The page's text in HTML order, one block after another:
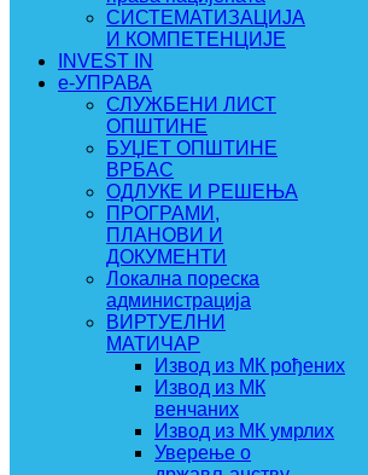
СИСТЕМАТИЗАЦИЈА
И КОМПЕТЕНЦИЈЕ
INVEST IN
e-УПРАВА
СЛУЖБЕНИ ЛИСТ
ОПШТИНЕ
БУЏЕТ ОПШТИНЕ
ВРБАС
ОДЛУКЕ И РЕШЕЊА
ПРОГРАМИ,
ПЛАНОВИ И
ДОКУМЕНТИ
Локална пореска
администрација
ВИРТУЕЛНИ
МАТИЧАР
Извод из МК рођених
Извод из МК
венчаних
Извод из МК умрлих
Уверење о